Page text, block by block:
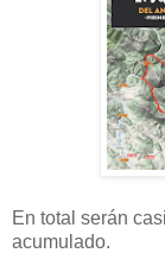
En total serán
acumulado.